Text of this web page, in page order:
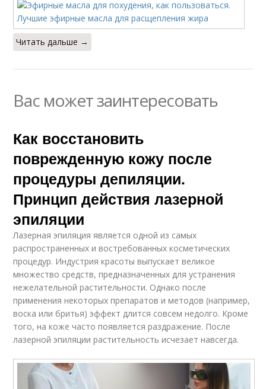
Читать дальше →
Вас может заинтересовать
Как восстановить
поврежденную кожу после
процедуры депиляции.
Принцип действия лазерной
эпиляции
Лазерная эпиляция является одной из самых
распространенных и востребованных косметических
процедур. Индустрия красоты выпускает великое
множество средств, предназначенных для устранения
нежелательной растительности. Однако после
применения некоторых препаратов и методов (например,
воска или бритья) эффект длится совсем недолго. Кроме
того, на коже часто появляется раздражение. После
лазерной эпиляции растительность исчезает навсегда.